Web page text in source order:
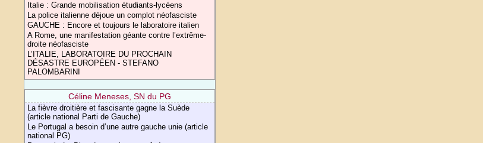
Italie : Grande mobilisation étudiants-lycéens
La police italienne déjoue un complot néofasciste
GAUCHE : Encore et toujours le laboratoire italien
A Rome, une manifestation géante contre l’extrême-
droite néofasciste
L’ITALIE, LABORATOIRE DU PROCHAIN
DÉSASTRE EUROPÉEN - STEFANO
PALOMBARINI
Céline Meneses, SN du PG
La fièvre droitière et fascisante gagne la Suède
(article national Parti de Gauche)
Le Portugal a besoin d’une autre gauche unie (article
national PG)